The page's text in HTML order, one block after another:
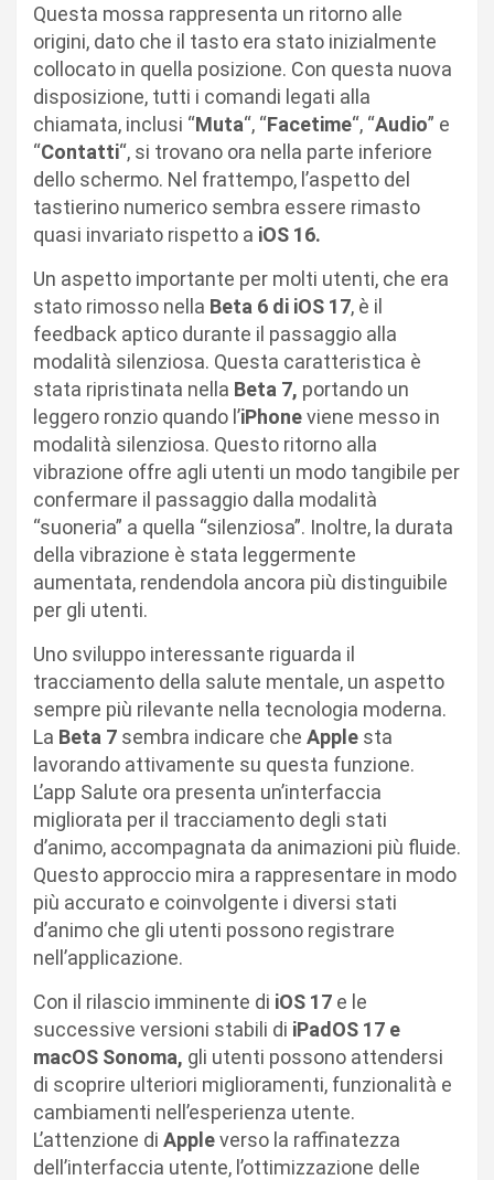
Questa mossa rappresenta un ritorno alle
origini, dato che il tasto era stato inizialmente
collocato in quella posizione. Con questa nuova
disposizione, tutti i comandi legati alla
chiamata, inclusi “Muta“, “Facetime“, “Audio” e
“Contatti“, si trovano ora nella parte inferiore
dello schermo. Nel frattempo, l’aspetto del
tastierino numerico sembra essere rimasto
quasi invariato rispetto a iOS 16.
Un aspetto importante per molti utenti, che era
stato rimosso nella Beta 6 di iOS 17, è il
feedback aptico durante il passaggio alla
modalità silenziosa. Questa caratteristica è
stata ripristinata nella Beta 7, portando un
leggero ronzio quando l’iPhoneviene messo in
modalità silenziosa. Questo ritorno alla
vibrazione offre agli utenti un modo tangibile per
confermare il passaggio dalla modalità
“suoneria” a quella “silenziosa”. Inoltre, la durata
della vibrazione è stata leggermente
aumentata, rendendola ancora più distinguibile
per gli utenti.
Uno sviluppo interessante riguarda il
tracciamento della salute mentale, un aspetto
sempre più rilevante nella tecnologia moderna.
La Beta 7 sembra indicare che Apple sta
lavorando attivamente su questa funzione.
L’app Salute ora presenta un’interfaccia
migliorata per il tracciamento degli stati
d’animo, accompagnata da animazioni più fluide.
Questo approccio mira a rappresentare in modo
più accurato e coinvolgente i diversi stati
d’animo che gli utenti possono registrare
nell’applicazione.
Con il rilascio imminente di iOS 17 e le
successive versioni stabili di iPadOS 17 e
macOS Sonoma, gli utenti possono attendersi
di scoprire ulteriori miglioramenti, funzionalità e
cambiamenti nell’esperienza utente.
L’attenzione di Appleverso la raffinatezza
dell’interfaccia utente, l’ottimizzazione delle